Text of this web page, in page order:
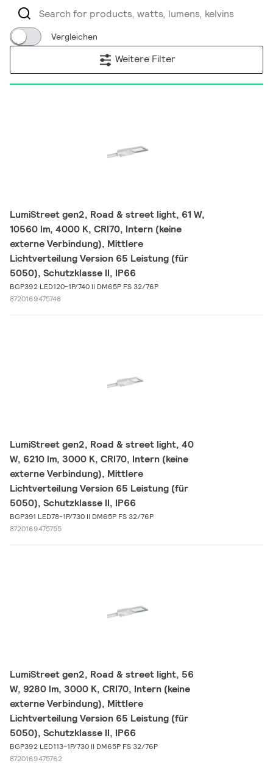
Vergleichen
Weitere Filter
LumiStreet gen2, Road & street light, 61 W,
10560 lm, 4000 K, CRI70, Intern (keine
externe Verbindung), Mittlere
Lichtverteilung Version 65 Leistung (für
5050), Schutzklasse II, IP66
BGP392 LED120-1P/740 II DM65P FS 32/76P
8720169475748
LumiStreet gen2, Road & street light, 40
W, 6210 lm, 3000 K, CRI70, Intern (keine
externe Verbindung), Mittlere
Lichtverteilung Version 65 Leistung (für
5050), Schutzklasse II, IP66
BGP391 LED78-1P/730 II DM65P FS 32/76P
8720169475755
LumiStreet gen2, Road & street light, 56
W, 9280 lm, 3000 K, CRI70, Intern (keine
externe Verbindung), Mittlere
Lichtverteilung Version 65 Leistung (für
5050), Schutzklasse II, IP66
BGP392 LED113-1P/730 II DM65P FS 32/76P
8720169475762